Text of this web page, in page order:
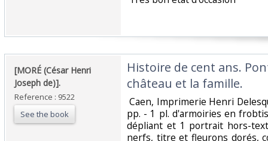
‎[MORÉ (César Henri
Joseph de)].‎
Reference : 9522
See the book
‎Histoire de cent ans.
château et la famille.‎
Caen, Imprimerie Henri
pp. - 1 pl. d'armoiries en
dépliant et 1 portrait hors-
nerfs, titre et fleurons dorés,